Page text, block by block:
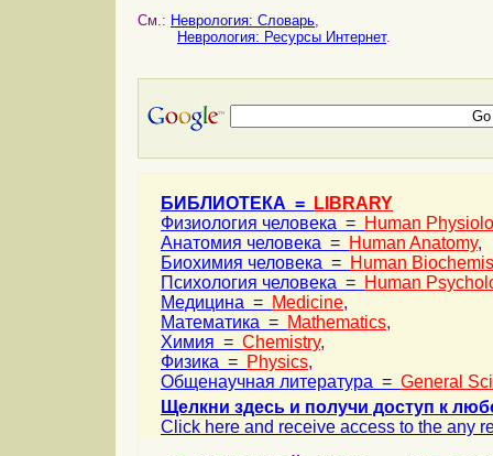
См.: Неврология: Словарь,
Неврология: Ресурсы Интернет.
БИБЛИОТЕКА =
LIBRARY
Физиология человека = Human
Анатомия человека = Human Anatomy,
Биохимия человека = Human
Психология человека = Human
Медицина = Medicine,
Математика = Mathematics,
Химия = Chemistry,
Физика = Physics,
Общенаучная литература = General
Щелкни здесь и получи доступ к
Click here and receive access to the any